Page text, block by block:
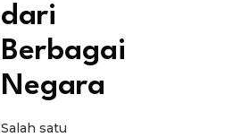
dari
Berbagai
Negara
Salah satu